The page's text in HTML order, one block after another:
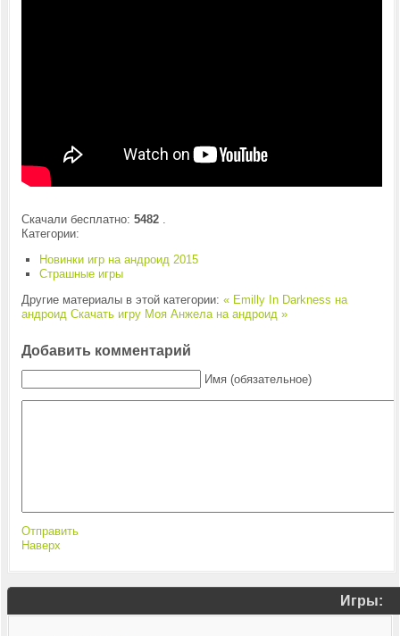
Скачали бесплатно: 5482.
Категории:
Новинки игр на андроид 2015
Страшные игры
Другие материалы в этой категории: « Emilly In Darkness на
андроид Скачать игру Моя Анжела на андроид »
Добавить комментарий
Имя (обязательное)
Отправить
Наверх
Игры: